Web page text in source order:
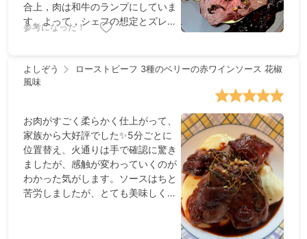
合上，肉は和牛のランプにしていま
す。よって，シェフの想定とズレは
あるかもしれません。 ・味が立体的
み，ベリーの華やかな香りと酸味，
花椒の柑橘のような爽やかな香り，
だと感じました。 ・マッシュポテ
ト，肉，ソースを合わせた時の一体
感もさすがです。リッチなマッシュ
ポテトは重たくなるかな？と思った
のですが，ソースが軽めなので，う
まくバランスが取れていました。 ・
参考になった！
よしぞう
ローストビーフ 3種のベリーの赤ワインソース 花椒
風味
お肉がすごく柔らかく仕上がって、
家族から大好評でした✨5分ごとに
位置替え、火通りは手で確認に驚き
ましたが、感触が変わっていくのが
わかった気がします。ソースはちと
苦労しましたが、とても美味しくて